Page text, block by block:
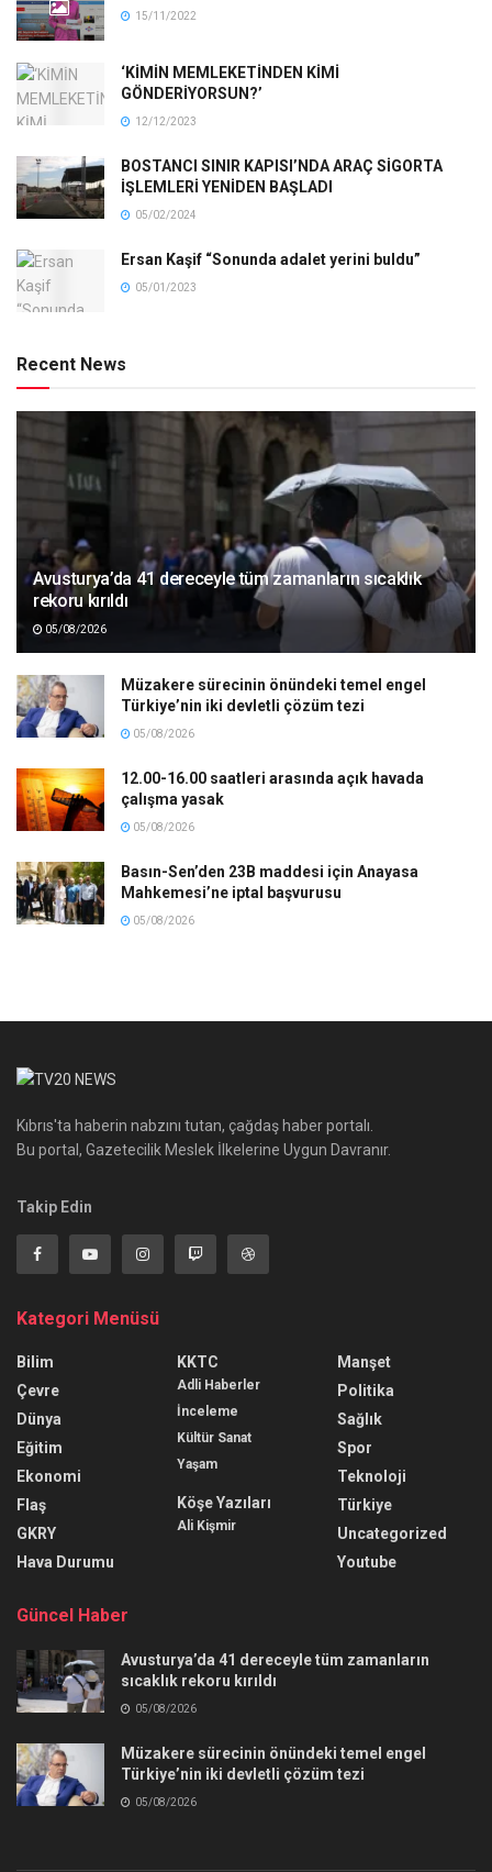
15/11/2022
‘KİMİN MEMLEKETİNDEN KİMİ
GÖNDERİYORSUN?’
12/12/2023
BOSTANCI SINIR KAPISI’NDA ARAÇ SİGORTA
İŞLEMLERİ YENİDEN BAŞLADI
05/02/2024
Ersan Kaşif “Sonunda adalet yerini buldu”
05/01/2023
Recent News
Avusturya’da 41 dereceyle tüm zamanların sıcaklık
rekoru kırıldı
05/08/2026
Müzakere sürecinin önündeki temel engel
Türkiye’nin iki devletli çözüm tezi
05/08/2026
12.00-16.00 saatleri arasında açık havada
çalışma yasak
05/08/2026
Basın-Sen’den 23B maddesi için Anayasa
Mahkemesi’ne iptal başvurusu
05/08/2026
Kıbrıs'ta haberin nabzını tutan, çağdaş haber portalı.
Bu portal, Gazetecilik Meslek İlkelerine Uygun Davranır.
Takip Edin
Kategori Menüsü
Bilim
Çevre
Dünya
Eğitim
Ekonomi
Flaş
GKRY
Hava Durumu
KKTC
Adli Haberler
İnceleme
Kültür Sanat
Yaşam
Köşe Yazıları
Ali Kişmir
Manşet
Politika
Sağlık
Spor
Teknoloji
Türkiye
Uncategorized
Youtube
Güncel Haber
Avusturya’da 41 dereceyle tüm zamanların
sıcaklık rekoru kırıldı
05/08/2026
Müzakere sürecinin önündeki temel engel
Türkiye’nin iki devletli çözüm tezi
05/08/2026